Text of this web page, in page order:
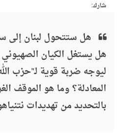
شارك:
هل ستتحول لبنان
هل يستغل الكيان الصهيوني
ليوجه ضربة قوية لـ"حزب
المعادلة؟ وما هو الموقف
بالتحديد من تهديدات